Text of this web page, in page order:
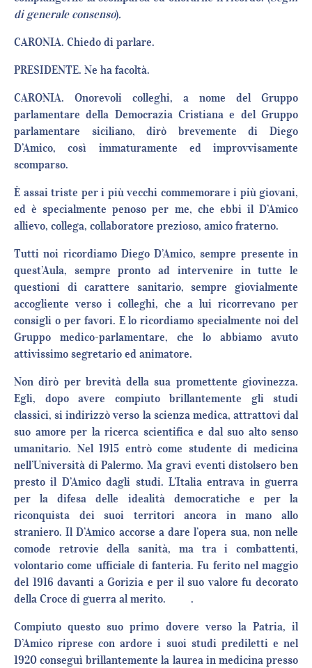
di generale consenso).
CARONIA. Chiedo di parlare.
PRESIDENTE. Ne ha facoltà.
CARONIA. Onorevoli colleghi, a nome del Gruppo
parlamentare della Democrazia Cristiana e del Gruppo
parlamentare siciliano, dirò brevemente di Diego
D’Amico, così immaturamente ed improvvisamente
scomparso.
È assai triste per i più vecchi commemorare i più giovani,
ed è specialmente penoso per me, che ebbi il D’Amico
allievo, collega, collaboratore prezioso, amico fraterno.
Tutti noi ricordiamo Diego D’Amico, sempre presente in
quest’Aula, sempre pronto ad intervenire in tutte le
questioni di carattere sanitario, sempre giovialmente
accogliente verso i colleghi, che a lui ricorrevano per
consigli o per favori. E lo ricordiamo specialmente noi del
Gruppo medico-parlamentare, che lo abbiamo avuto
attivissimo segretario ed animatore.
Non dirò per brevità della sua promettente giovinezza.
Egli, dopo avere compiuto brillantemente gli studi
classici, si indirizzò verso la scienza medica, attrattovi dal
suo amore per la ricerca scientifica e dal suo alto senso
umanitario. Nel 1915 entrò come studente di medicina
nell’Università di Palermo. Ma gravi eventi distolsero ben
presto il D’Amico dagli studi. L’Italia entrava in guerra
per la difesa delle idealità democratiche e per la
riconquista dei suoi territori ancora in mano allo
straniero. Il D’Amico accorse a dare l’opera sua, non nelle
comode retrovie della sanità, ma tra i combattenti,
volontario come ufficiale di fanteria. Fu ferito nel maggio
del 1916 davanti a Gorizia e per il suo valore fu decorato
della Croce di guerra al merito. .
Compiuto questo suo primo dovere verso la Patria, il
D’Amico riprese con ardore i suoi studi prediletti e nel
1920 conseguì brillantemente la laurea in medicina presso